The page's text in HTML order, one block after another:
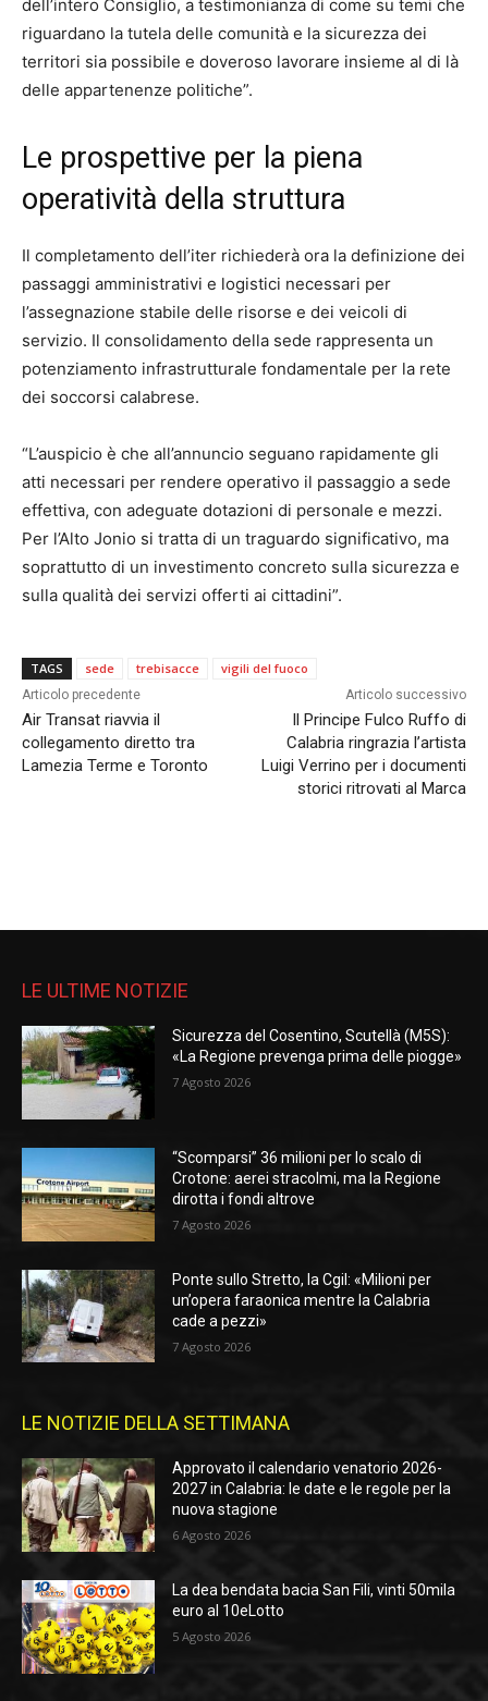
dell’intero Consiglio, a testimonianza di come su temi che
riguardano la tutela delle comunità e la sicurezza dei
territori sia possibile e doveroso lavorare insieme al di là
delle appartenenze politiche”.
Le prospettive per la piena
operatività della struttura
Il completamento dell’iter richiederà ora la definizione dei
passaggi amministrativi e logistici necessari per
l’assegnazione stabile delle risorse e dei veicoli di
servizio. Il consolidamento della sede rappresenta un
potenziamento infrastrutturale fondamentale per la rete
dei soccorsi calabrese.
“L’auspicio è che all’annuncio seguano rapidamente gli
atti necessari per rendere operativo il passaggio a sede
effettiva, con adeguate dotazioni di personale e mezzi.
Per l’Alto Jonio si tratta di un traguardo significativo, ma
soprattutto di un investimento concreto sulla sicurezza e
sulla qualità dei servizi offerti ai cittadini”.
TAGS sede trebisacce vigili del fuoco
Articolo precedente
Air Transat riavvia il
collegamento diretto tra
Lamezia Terme e Toronto
Articolo successivo
Il Principe Fulco Ruffo di
Calabria ringrazia l’artista
Luigi Verrino per i documenti
storici ritrovati al Marca
LE ULTIME NOTIZIE
Sicurezza del Cosentino, Scutellà (M5S):
«La Regione prevenga prima delle piogge»
7 Agosto 2026
“Scomparsi” 36 milioni per lo scalo di
Crotone: aerei stracolmi, ma la Regione
dirotta i fondi altrove
7 Agosto 2026
Ponte sullo Stretto, la Cgil: «Milioni per
un’opera faraonica mentre la Calabria
cade a pezzi»
7 Agosto 2026
LE NOTIZIE DELLA SETTIMANA
Approvato il calendario venatorio 2026-
2027 in Calabria: le date e le regole per la
nuova stagione
6 Agosto 2026
La dea bendata bacia San Fili, vinti 50mila
euro al 10eLotto
5 Agosto 2026